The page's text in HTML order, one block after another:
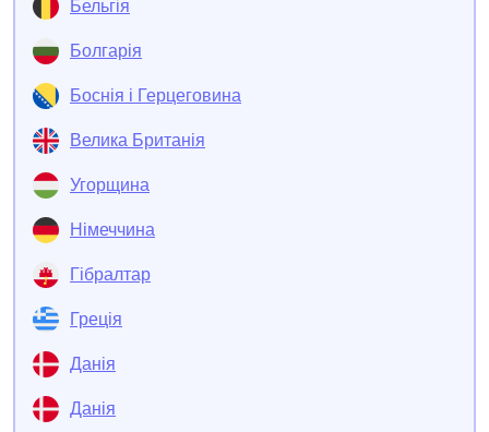
Бельгія
Болгарія
Боснія і Герцеговина
Велика Британія
Угорщина
Німеччина
Гібралтар
Греція
Данія
Данія